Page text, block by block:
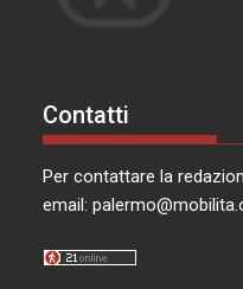
Contatti
Per contattare la
email: